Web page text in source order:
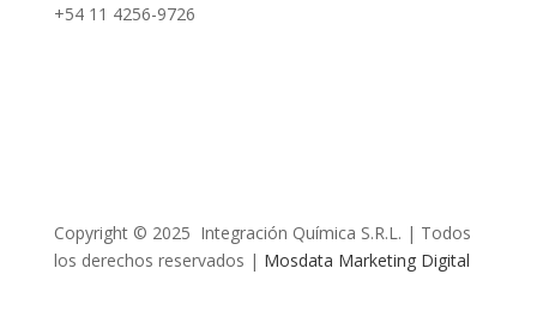
+54 11 4256-9726
Copyright © 2025 Integración Química S.R.L. | Todos
los derechos reservados | Mosdata Marketing Digital